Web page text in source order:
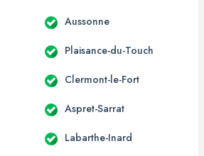
Aussonne
Plaisance-du-Touch
Clermont-le-Fort
Aspret-Sarrat
Labarthe-Inard